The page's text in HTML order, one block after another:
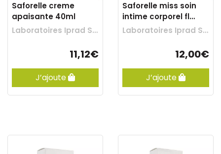
Saforelle creme
apaisante 40ml
Laboratoires Iprad Sante
11,12€
J’ajoute
Saforelle miss soin
intime corporel fl
250ml
Laboratoires Iprad Sante
12,00€
J’ajoute